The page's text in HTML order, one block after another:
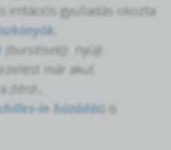
irritációs gyulladás okozta
(bursitisek)
nyújt
már akut
(térd-,
ín húzódás ) is